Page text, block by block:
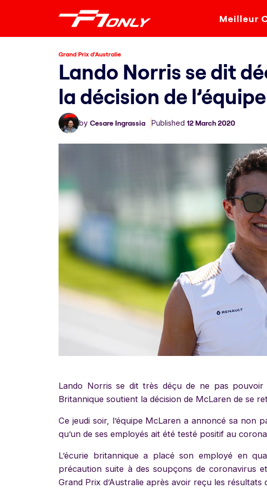
Meilleur
Grand Prix d'Australie
Lando Norris se dit
la décision de
by Cesare Ingrassia Published 12 March 2020
Lando Norris se dit très déçu de ne pas
Britannique soutient la décision de McLaren de se
Ce jeudi soir, l’équipe McLaren a annoncé sa non
qu’un de ses employés ait été testé positif au
L’écurie britannique a placé son employé en
précaution suite à des soupçons de coronavirus
Grand Prix d’Australie après avoir reçu les